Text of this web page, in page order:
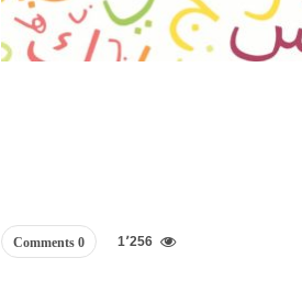
0 Comments 1٬256